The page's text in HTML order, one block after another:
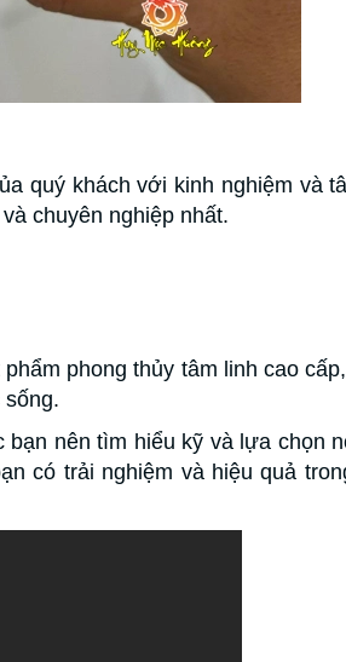
quý khách với kinh nghiệm và
chuyên nghiệp nhất.
phong thủy tâm linh cao
nên tìm hiểu kỹ và lựa chọn
có trải nghiệm và hiệu quả